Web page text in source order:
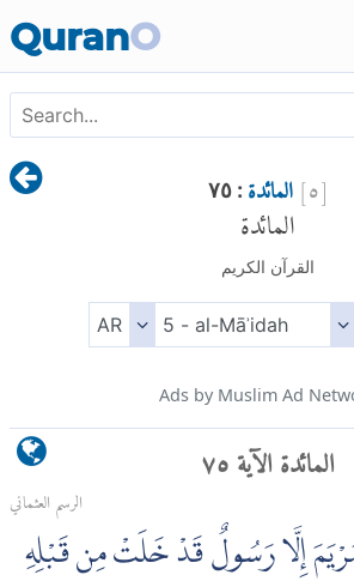
QuranO
[٥]المائدة : ٧٥المائدة
القرآن الكريم
Ads by Muslim Ad
المائدة الآية ٧٥
الرسم العثماني
إِلَّا رَسُولٌ قَدْ خَلَتْ مِن قَبْلِهِ